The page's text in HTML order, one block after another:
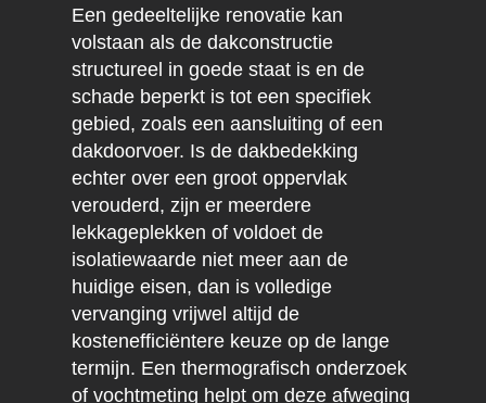
Een gedeeltelijke renovatie kan
volstaan als de dakconstructie
structureel in goede staat is en de
schade beperkt is tot een specifiek
gebied, zoals een aansluiting of een
dakdoorvoer. Is de dakbedekking
echter over een groot oppervlak
verouderd, zijn er meerdere
lekkageplekken of voldoet de
isolatiewaarde niet meer aan de
huidige eisen, dan is volledige
vervanging vrijwel altijd de
kostenefficiëntere keuze op de lange
termijn. Een thermografisch onderzoek
of vochtmeting helpt om deze afweging